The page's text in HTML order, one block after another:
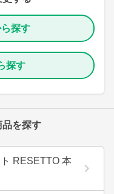
探す
探す
品を探す
RESETTO 本